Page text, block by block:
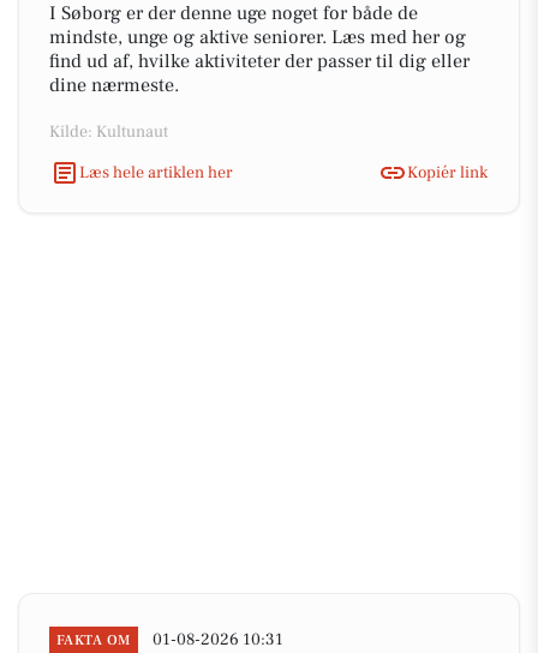
I Søborg er der denne uge noget for både de
mindste, unge og aktive seniorer. Læs med her og
find ud af, hvilke aktiviteter der passer til dig eller
dine nærmeste.
Kilde: Kultunaut
Læs hele artiklen her
Kopiér link
FAKTA OM 01-08-2026 10:31